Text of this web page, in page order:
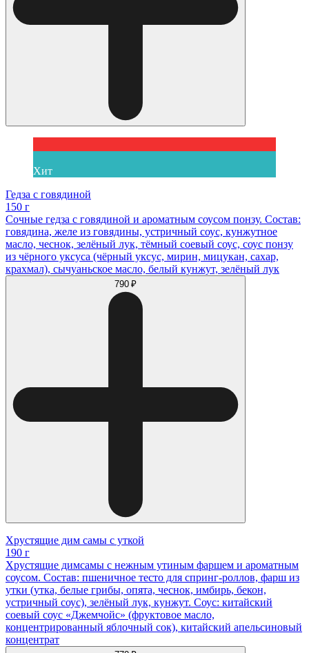
Хит
Гедза с говядиной
150 г
Сочные гедза с говядиной и ароматным соусом понзу. Состав:
говядина, желе из говядины, устричный соус, кунжутное
масло, чеснок, зелёный лук, тёмный соевый соус, соус понзу
из чёрного уксуса (чёрный уксус, мирин, мицукан, сахар,
крахмал), сычуаньское масло, белый кунжут, зелёный лук
790 ₽
Хрустящие дим самы с уткой
190 г
Хрустящие димсамы с нежным утиным фаршем и ароматным
соусом. Состав: пшеничное тесто для спринг-роллов, фарш из
утки (утка, белые грибы, опята, чеснок, имбирь, бекон,
устричный соус), зелёный лук, кунжут. Соус: китайский
соевый соус «Джемчойс» (фруктовое масло,
концентрированный яблочный сок), китайский апельсиновый
концентрат